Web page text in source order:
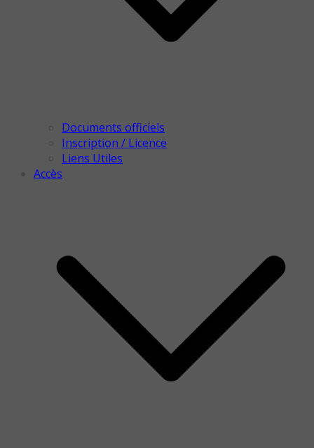
Documents officiels
Inscription / Licence
Liens Utiles
Accès